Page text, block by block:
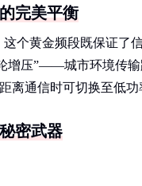
完美平衡
个黄金频段既保证
增压”——城市环境传
离通信时可切换至低功
密武器